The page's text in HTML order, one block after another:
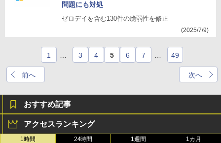
問題にも対処
ゼロデイを含む130件の脆弱性を修正
(2025/7/9)
前へ
1 3 4 5 6 7 49
次へ
おすすめ記事
アクセスランキング
1時間 24時間 1週間 1カ月